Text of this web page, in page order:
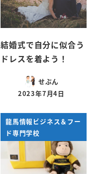
結婚式で自分に似合う
ドレスを着よう！
せぶん
投稿日
2023年7月4日
龍馬情報ビジネス＆フー
ド専門学校